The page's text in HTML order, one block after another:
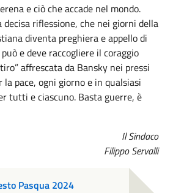
e ciò che accade nel mondo.
riflessione, che nei giorni della
diventa preghiera e appello di
e deve raccogliere il coraggio
affrescata da Bansky nei pressi
la pace, ogni giorno e in qualsiasi
tutti e ciascuno. Basta guerre, è
Il Sindaco
Filippo Servalli
Pasqua 2024